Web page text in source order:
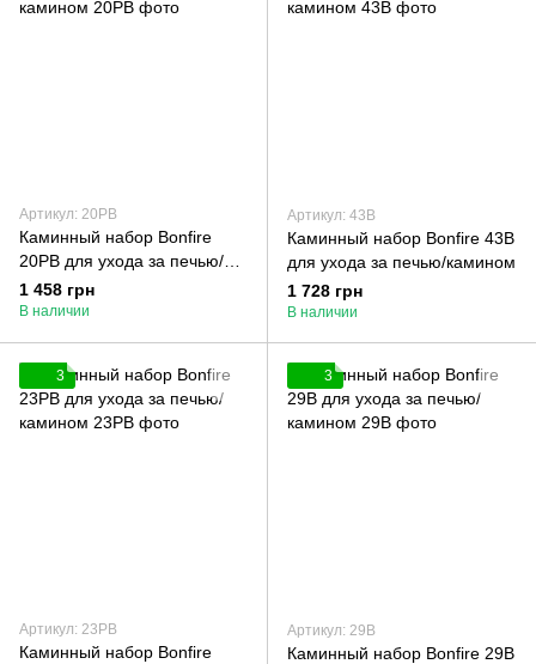
Артикул: 20РB
Каминный набор Bonfire
20РB для ухода за печью/
камином
1 458 грн
В наличии
Артикул: 43B
Каминный набор Bonfire 43B
для ухода за печью/камином
1 728 грн
В наличии
3
Артикул: 23РB
Каминный набор Bonfire
3
Артикул: 29B
Каминный набор Bonfire 29B